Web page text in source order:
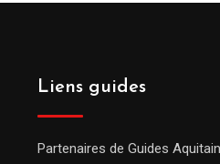
Liens guides
Partenaires de Guides